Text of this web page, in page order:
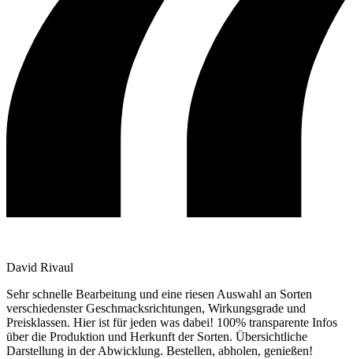
David Rivaul
Sehr schnelle Bearbeitung und eine riesen Auswahl an Sorten
verschiedenster Geschmacksrichtungen, Wirkungsgrade und
Preisklassen. Hier ist für jeden was dabei! 100% transparente Infos
über die Produktion und Herkunft der Sorten. Übersichtliche
Darstellung in der Abwicklung. Bestellen, abholen, genießen!